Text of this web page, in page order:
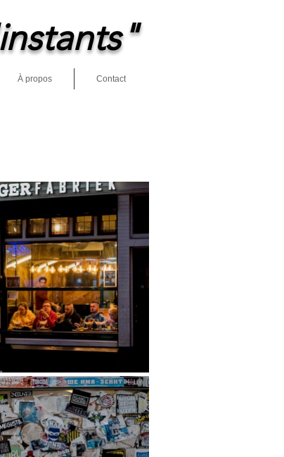
À propos Contact